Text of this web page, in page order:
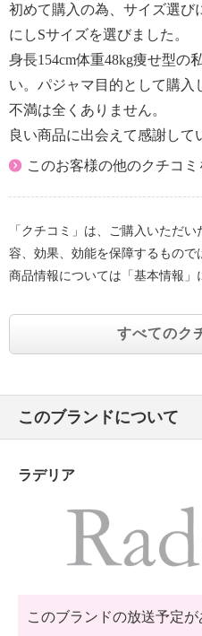
初めて購入の為、サイズ選び
にしSサイズを選びました。
身長154cm体重48kg痩せ型の
い。パジャマ目的として購入
不満は全くありません。
良い商品に出会えて感謝して
このお客様の他のクチコミ
「クチコミ」は、ご購入いただ
容、効果、効能を保障するもので
商品情報については「基本情報」
すべてのク
このブランドについて
ラデリア
このブランドの放送予定が